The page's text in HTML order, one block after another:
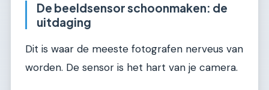
De beeldsensor schoonmaken: de
uitdaging
Dit is waar de meeste fotografen nerveus van
worden. De sensor is het hart van je camera.